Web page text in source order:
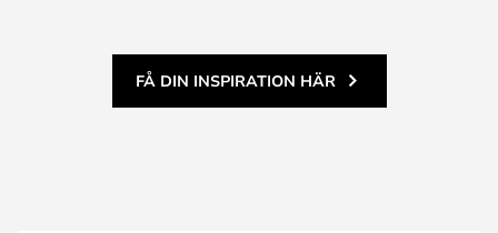
FÅ DIN INSPIRATION HÄR